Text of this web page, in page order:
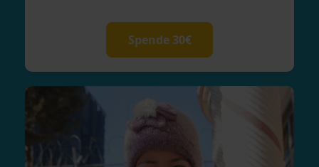
Spende 30€